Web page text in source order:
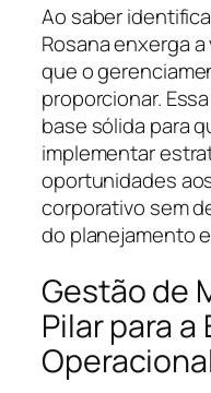
Ao saber
Rosana enxerga
que o
proporcionar.
base sólida para
implementar
oportunidades
corporativo sem
do planejamento
Gestão de
Pilar para